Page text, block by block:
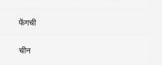
फेंगची
चीन